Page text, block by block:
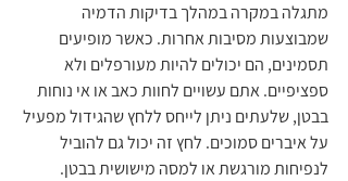
מתגלה במקרה במהלך בדיקות הדמיה
שמבוצעות מסיבות אחרות. כאשר מופיעים
תסמינים, הם יכולים להיות מעורפלים ולא
ספציפיים. אתם עשויים לחוות כאב או אי נוחות
בבטן, שלעתים ניתן לייחס ללחץ שהגידול מפעיל
על איברים סמוכים. לחץ זה יכול גם להוביל
לנפיחות מורגשת או למסה מישושית בבטן.